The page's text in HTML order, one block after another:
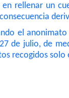
rellenar un
el
de julio, de
recogidos